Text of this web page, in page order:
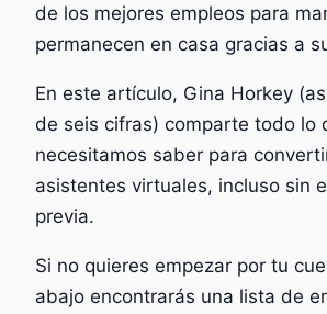
de los mejores empleos para
permanecen en casa gracias a
En este artículo, Gina Horkey
de seis cifras) comparte todo lo
necesitamos saber para
asistentes virtuales, incluso sin
previa.
Si no quieres empezar por tu
abajo encontrarás una lista de